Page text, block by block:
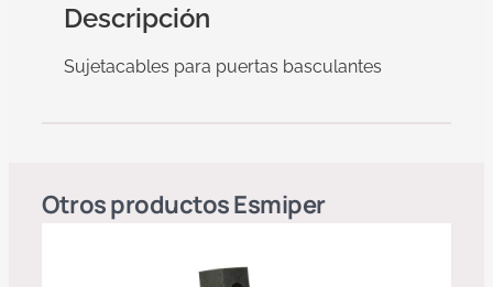
Descripción
Sujetacables para puertas basculantes
Otros productosEsmiper